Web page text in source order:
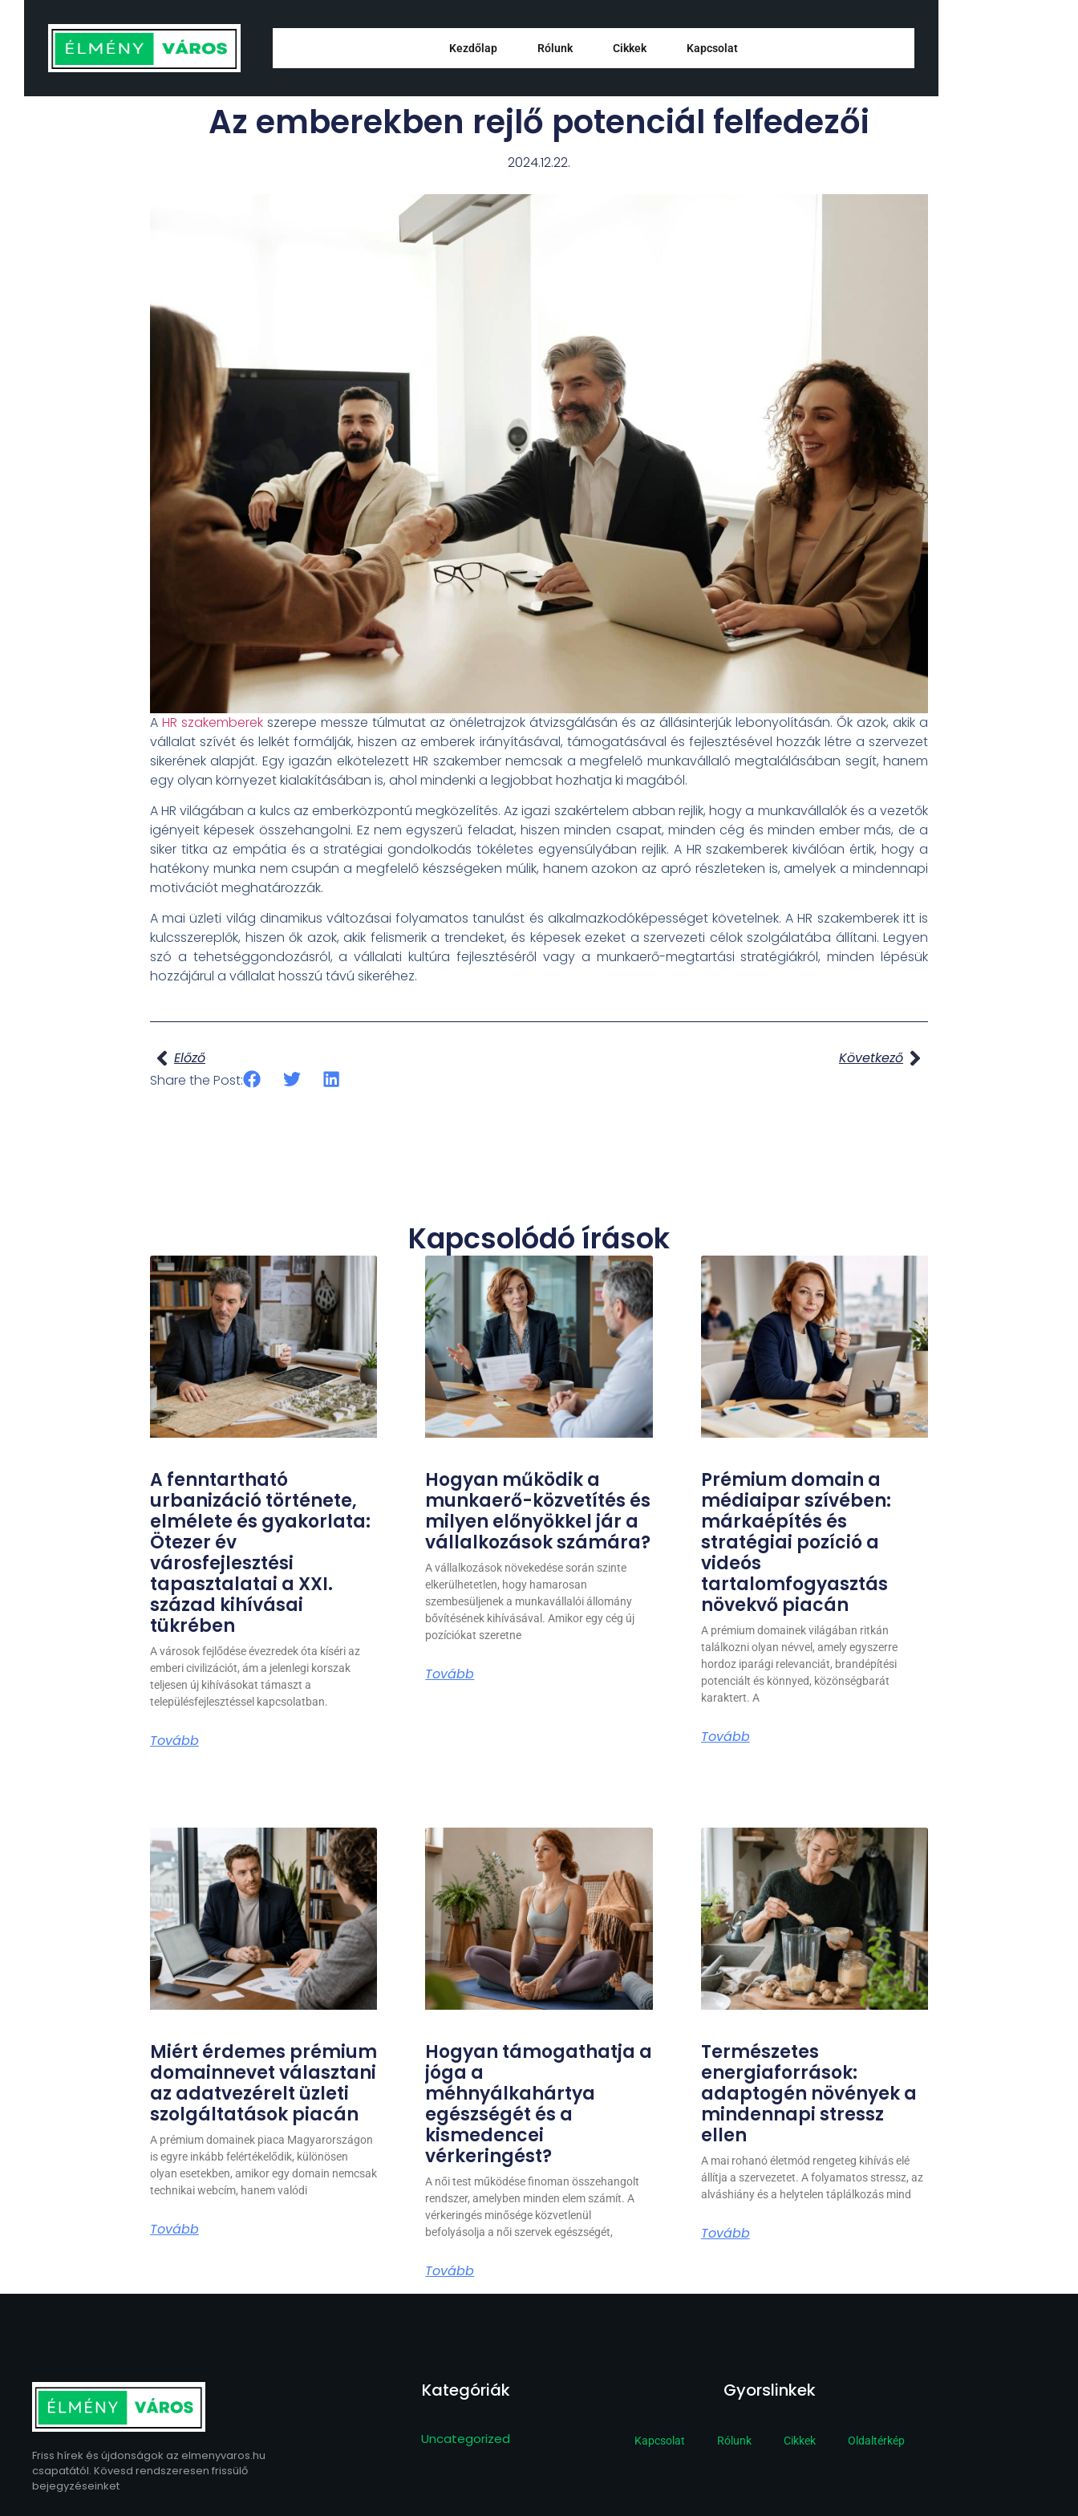
Kezdőlap Rólunk Cikkek Kapcsolat
Az emberekben rejlő potenciál felfedezői
2024.12.22.
A HR szakemberek szerepe messze túlmutat az önéletrajzok átvizsgálásán és az állásinterjúk lebonyolításán. Ők azok, akik a
vállalat szívét és lelkét formálják, hiszen az emberek irányításával, támogatásával és fejlesztésével hozzák létre a szervezet
sikerének alapját. Egy igazán elkötelezett HR szakember nemcsak a megfelelő munkavállaló megtalálásában segít, hanem
egy olyan környezet kialakításában is, ahol mindenki a legjobbat hozhatja ki magából.
A HR világában a kulcs az emberközpontú megközelítés. Az igazi szakértelem abban rejlik, hogy a munkavállalók és a vezetők
igényeit képesek összehangolni. Ez nem egyszerű feladat, hiszen minden csapat, minden cég és minden ember más, de a
siker titka az empátia és a stratégiai gondolkodás tökéletes egyensúlyában rejlik. A HR szakemberek kiválóan értik, hogy a
hatékony munka nem csupán a megfelelő készségeken múlik, hanem azokon az apró részleteken is, amelyek a mindennapi
motivációt meghatározzák.
A mai üzleti világ dinamikus változásai folyamatos tanulást és alkalmazkodóképességet követelnek. A HR szakemberek itt is
kulcsszereplők, hiszen ők azok, akik felismerik a trendeket, és képesek ezeket a szervezeti célok szolgálatába állítani. Legyen
szó a tehetséggondozásról, a vállalati kultúra fejlesztéséről vagy a munkaerő-megtartási stratégiákról, minden lépésük
hozzájárul a vállalat hosszú távú sikeréhez.
Előző
Következő
Share the Post:
Kapcsolódó írások
A fenntartható
urbanizáció története,
elmélete és gyakorlata:
Ötezer év
városfejlesztési
tapasztalatai a XXI.
század kihívásai
tükrében
A városok fejlődése évezredek óta kíséri az
emberi civilizációt, ám a jelenlegi korszak
teljesen új kihívásokat támaszt a
településfejlesztéssel kapcsolatban.
Tovább
Hogyan működik a
munkaerő-közvetítés és
milyen előnyökkel jár a
vállalkozások számára?
A vállalkozások növekedése során szinte
elkerülhetetlen, hogy hamarosan
szembesüljenek a munkavállalói állomány
bővítésének kihívásával. Amikor egy cég új
pozíciókat szeretne
Tovább
Prémium domain a
médiaipar szívében:
márkaépítés és
stratégiai pozíció a
videós
tartalomfogyasztás
növekvő piacán
A prémium domainek világában ritkán
találkozni olyan névvel, amely egyszerre
hordoz iparági relevanciát, brandépítési
potenciált és könnyed, közönségbarát
karaktert. A
Tovább
Miért érdemes prémium
domainnevet választani
az adatvezérelt üzleti
szolgáltatások piacán
A prémium domainek piaca Magyarországon
is egyre inkább felértékelődik, különösen
olyan esetekben, amikor egy domain nemcsak
technikai webcím, hanem valódi
Tovább
Hogyan támogathatja a
jóga a
méhnyálkahártya
egészségét és a
kismedencei
vérkeringést?
A női test működése finoman összehangolt
rendszer, amelyben minden elem számít. A
vérkeringés minősége közvetlenül
befolyásolja a női szervek egészségét,
Tovább
Természetes
energiaforrások:
adaptogén növények a
mindennapi stressz
ellen
A mai rohanó életmód rengeteg kihívás elé
állítja a szervezetet. A folyamatos stressz, az
alváshiány és a helytelen táplálkozás mind
Tovább
Friss hírek és újdonságok az elmenyvaros.hu
csapatától. Kövesd rendszeresen frissülő
bejegyzéseinket
Kategóriák
Uncategorized
Gyorslinkek
Kapcsolat Rólunk Cikkek Oldaltérkép